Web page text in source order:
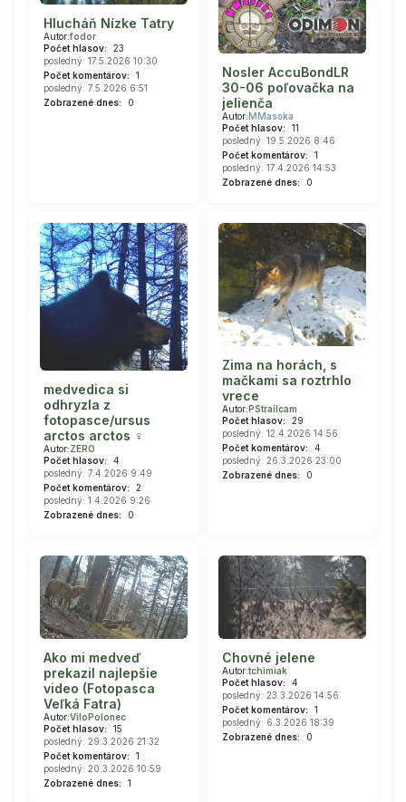
Hlucháň Nízke Tatry
Autor:fodor
Počet hlasov:
23
posledný: 17.5.2026 10:30
Počet komentárov:
1
posledný: 7.5.2026 6:51
Zobrazené dnes:
0
Nosler AccuBondLR
30-06 poľovačka na
jelienča
Autor:MMasska
Počet hlasov:
11
posledný: 19.5.2026 8:46
Počet komentárov:
1
posledný: 17.4.2026 14:53
Zobrazené dnes:
0
medvedica si
odhryzla z
fotopasce/ursus
arctos arctos ♀
Autor:ZERO
Počet hlasov:
4
posledný: 7.4.2026 9:49
Počet komentárov:
2
posledný: 1.4.2026 9:26
Zobrazené dnes:
0
Zima na horách, s
mačkami sa roztrhlo
vrece
Autor:PStrailcam
Počet hlasov:
29
posledný: 12.4.2026 14:56
Počet komentárov:
4
posledný: 26.3.2026 23:00
Zobrazené dnes:
0
Ako mi medveď
prekazil najlepšie
video (Fotopasca
Veľká Fatra)
Autor:ViloPolonec
Počet hlasov:
15
posledný: 29.3.2026 21:32
Počet komentárov:
1
posledný: 20.3.2026 10:59
Zobrazené dnes:
1
Chovné jelene
Autor:tchimiak
Počet hlasov:
4
posledný: 23.3.2026 14:56
Počet komentárov:
1
posledný: 6.3.2026 18:39
Zobrazené dnes:
0